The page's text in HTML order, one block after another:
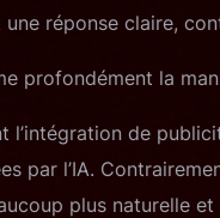
réponse claire,
profondément la
l’intégration de
par l’IA.
plus naturelle et